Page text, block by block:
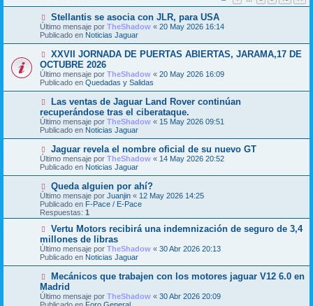
j
e
m
e
n
s
a
e
N
u
e
v
o
m
e
n
s
a
e
Stellantis se asocia con JLR, para USA
Último mensaje por TheShadow « 20 May 2026 16:14
Publicado en Noticias Jaguar
N
u
e
v
o
m
n
s
a
XXVII JORNADA DE PUERTAS ABIERTAS, JARAMA,17 DE
OCTUBRE 2026
Último mensaje por TheShadow « 20 May 2026 16:09
Publicado en Quedadas y Salidas
N
e
v
o
m
e
n
s
a
e
Las ventas de Jaguar Land Rover continúan
recuperándose tras el ciberataque.
Último mensaje por TheShadow « 15 May 2026 09:51
Publicado en Noticias Jaguar
N
u
e
v
m
e
n
s
e
Jaguar revela el nombre oficial de su nuevo GT
Último mensaje por TheShadow « 14 May 2026 20:52
Publicado en Noticias Jaguar
N
u
e
v
o
m
e
n
s
a
j
Queda alguien por ahí?
Último mensaje por Juanjin « 12 May 2026 14:25
Publicado en F-Pace / E-Pace
Respuestas: 1
N
u
e
v
o
m
n
s
a
Vertu Motors recibirá una indemnización de seguro de 3,4
millones de libras
Último mensaje por TheShadow « 30 Abr 2026 20:13
Publicado en Noticias Jaguar
N
e
v
Mecánicos que trabajen con los motores jaguar V12 6.0 en
Madrid
Último mensaje por TheShadow « 30 Abr 2026 20:09